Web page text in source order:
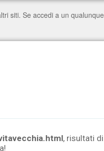
, risultati di